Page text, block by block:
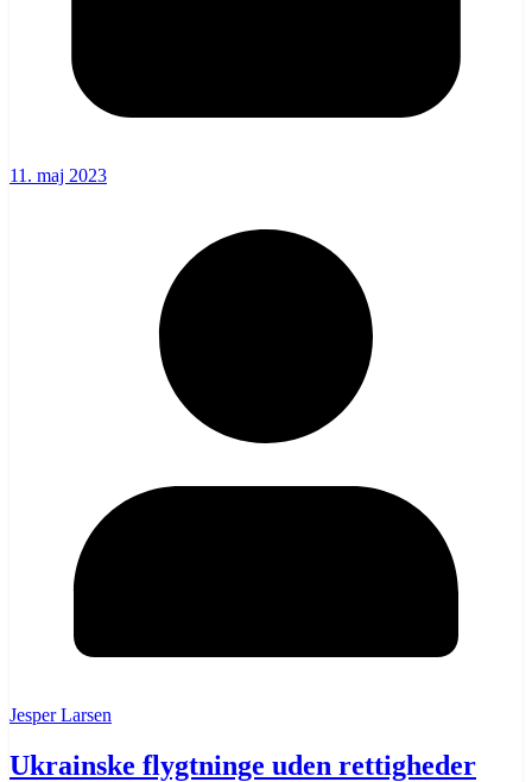
11. maj 2023
Jesper Larsen
Ukrainske flygtninge uden rettigheder